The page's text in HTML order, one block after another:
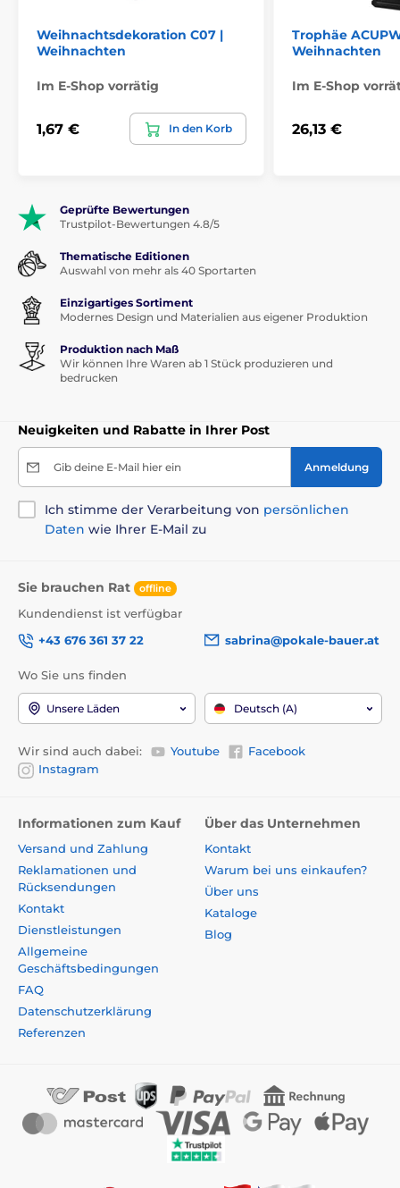
Weihnachtsdekoration C07 |
Weihnachten
Im E-Shop vorrätig
1,67 € In den Korb
Trophäe
Weihnachten
Im E-Shop
26,13 €
Geprüfte Bewertungen
Trustpilot-Bewertungen 4.8/5
Thematische Editionen
Auswahl von mehr als 40 Sportarten
Einzigartiges Sortiment
Modernes Design und Materialien aus eigener Produktion
Produktion nach Maß
Wir können Ihre Waren ab 1 Stück produzieren und
bedrucken
Neuigkeiten und Rabatte in Ihrer Post
Gib deine E-Mail hier ein Anmeldung
Ich stimme der Verarbeitung von persönlichen
Daten wie Ihrer E-Mail zu
Sie brauchen Rat offline
Kundendienst ist verfügbar
+43 676 361 37 22
sabrina@pokale-bauer.at
Wo Sie uns finden
Unsere Läden Deutsch (A)
Wir sind auch dabei: Youtube
Facebook
Instagram
Informationen zum Kauf
Versand und Zahlung
Reklamationen und
Rücksendungen
Kontakt
Dienstleistungen
Allgemeine
Geschäftsbedingungen
FAQ
Datenschutzerklärung
Referenzen
Über das Unternehmen
Kontakt
Warum bei uns einkaufen?
Über uns
Kataloge
Blog